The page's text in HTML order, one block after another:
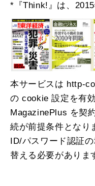
*『Think!』は、
本サービスは http-
の cookie 設定を有
MagazinePlus を契
続が前提条件となり
ID/パスワード認証
替える必要がありま